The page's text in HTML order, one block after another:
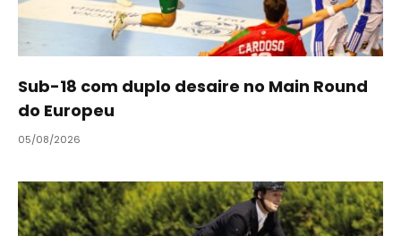
Sub-18 com duplo desaire no Main Round
do Europeu
05/08/2026